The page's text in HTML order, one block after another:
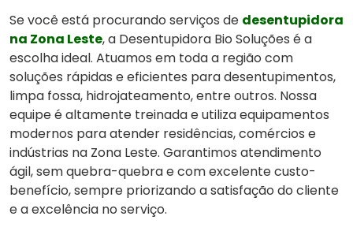
Se você está procurando serviços de desentupidora
na Zona Leste, a Desentupidora Bio Soluções é a
escolha ideal. Atuamos em toda a região com
soluções rápidas e eficientes para desentupimentos,
limpa fossa, hidrojateamento, entre outros. Nossa
equipe é altamente treinada e utiliza equipamentos
modernos para atender residências, comércios e
indústrias na Zona Leste. Garantimos atendimento
ágil, sem quebra-quebra e com excelente custo-
benefício, sempre priorizando a satisfação do cliente
e a excelência no serviço.